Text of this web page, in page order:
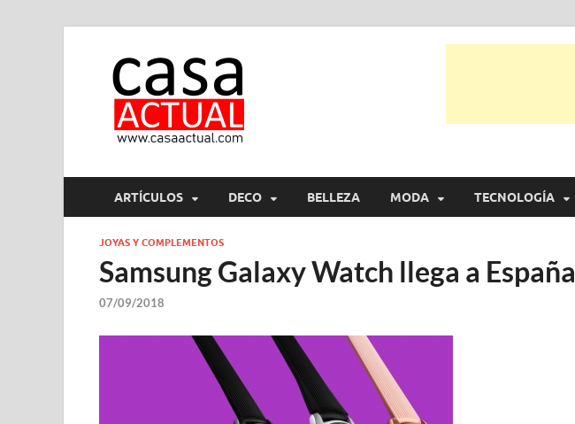
ARTÍCULOS DECO BELLEZA MODA TECNOLOGÍA
JOYAS Y COMPLEMENTOS
Samsung Galaxy Watch llega a España
07/09/2018